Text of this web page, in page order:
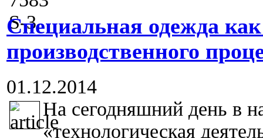
Специальная одежда
производственного
01.12.2014
На сегодняшний день в
«технологическая